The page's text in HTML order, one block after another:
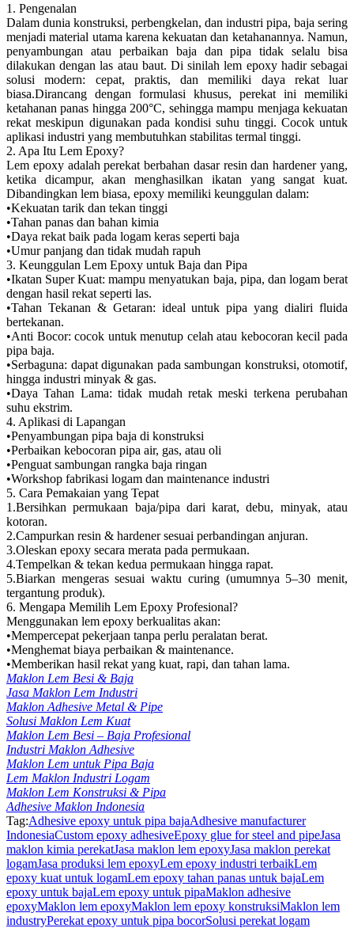
1. Pengenalan
Dalam dunia konstruksi, perbengkelan, dan industri pipa, baja sering
menjadi material utama karena kekuatan dan ketahanannya. Namun,
penyambungan atau perbaikan baja dan pipa tidak selalu bisa
dilakukan dengan las atau baut. Di sinilah lem epoxy hadir sebagai
solusi modern: cepat, praktis, dan memiliki daya rekat luar
biasa.Dirancang dengan formulasi khusus, perekat ini memiliki
ketahanan panas hingga 200°C, sehingga mampu menjaga kekuatan
rekat meskipun digunakan pada kondisi suhu tinggi. Cocok untuk
aplikasi industri yang membutuhkan stabilitas termal tinggi.
2. Apa Itu Lem Epoxy?
Lem epoxy adalah perekat berbahan dasar resin dan hardener yang,
ketika dicampur, akan menghasilkan ikatan yang sangat kuat.
Dibandingkan lem biasa, epoxy memiliki keunggulan dalam:
•Kekuatan tarik dan tekan tinggi
•Tahan panas dan bahan kimia
•Daya rekat baik pada logam keras seperti baja
•Umur panjang dan tidak mudah rapuh
3. Keunggulan Lem Epoxy untuk Baja dan Pipa
•Ikatan Super Kuat: mampu menyatukan baja, pipa, dan logam berat
dengan hasil rekat seperti las.
•Tahan Tekanan & Getaran: ideal untuk pipa yang dialiri fluida
bertekanan.
•Anti Bocor: cocok untuk menutup celah atau kebocoran kecil pada
pipa baja.
•Serbaguna: dapat digunakan pada sambungan konstruksi, otomotif,
hingga industri minyak & gas.
•Daya Tahan Lama: tidak mudah retak meski terkena perubahan
suhu ekstrim.
4. Aplikasi di Lapangan
•Penyambungan pipa baja di konstruksi
•Perbaikan kebocoran pipa air, gas, atau oli
•Penguat sambungan rangka baja ringan
•Workshop fabrikasi logam dan maintenance industri
5. Cara Pemakaian yang Tepat
1.Bersihkan permukaan baja/pipa dari karat, debu, minyak, atau
kotoran.
2.Campurkan resin & hardener sesuai perbandingan anjuran.
3.Oleskan epoxy secara merata pada permukaan.
4.Tempelkan & tekan kedua permukaan hingga rapat.
5.Biarkan mengeras sesuai waktu curing (umumnya 5–30 menit,
tergantung produk).
6. Mengapa Memilih Lem Epoxy Profesional?
Menggunakan lem epoxy berkualitas akan:
•Mempercepat pekerjaan tanpa perlu peralatan berat.
•Menghemat biaya perbaikan & maintenance.
•Memberikan hasil rekat yang kuat, rapi, dan tahan lama.
Maklon Lem Besi & Baja
Jasa Maklon Lem Industri
Maklon Adhesive Metal & Pipe
Solusi Maklon Lem Kuat
Maklon Lem Besi – Baja Profesional
Industri Maklon Adhesive
Maklon Lem untuk Pipa Baja
Lem Maklon Industri Logam
Maklon Lem Konstruksi & Pipa
Adhesive Maklon Indonesia
Tag:Adhesive epoxy untuk pipa bajaAdhesive manufacturer
IndonesiaCustom epoxy adhesiveEpoxy glue for steel and pipeJasa
maklon kimia perekatJasa maklon lem epoxyJasa maklon perekat
logamJasa produksi lem epoxyLem epoxy industri terbaikLem
epoxy kuat untuk logamLem epoxy tahan panas untuk bajaLem
epoxy untuk bajaLem epoxy untuk pipaMaklon adhesive
epoxyMaklon lem epoxyMaklon lem epoxy konstruksiMaklon lem
industryPerekat epoxy untuk pipa bocorSolusi perekat logam